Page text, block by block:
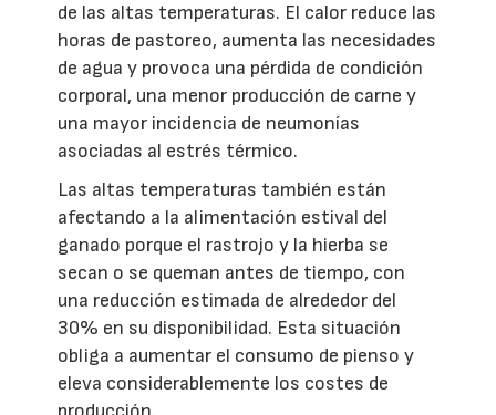
de las altas temperaturas. El calor reduce las
horas de pastoreo, aumenta las necesidades
de agua y provoca una pérdida de condición
corporal, una menor producción de carne y
una mayor incidencia de neumonías
asociadas al estrés térmico.
Las altas temperaturas también están
afectando a la alimentación estival del
ganado porque el rastrojo y la hierba se
secan o se queman antes de tiempo, con
una reducción estimada de alrededor del
30% en su disponibilidad. Esta situación
obliga a aumentar el consumo de pienso y
eleva considerablemente los costes de